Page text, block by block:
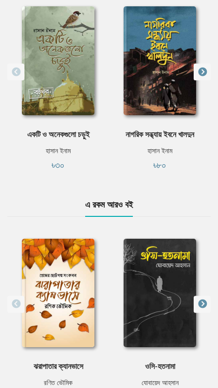
একটি ও অনেকগুলো চড়ুই
হাসান ইনাম
৳৩০
নাগরিক সন্ধ্যায় ইবনে খালদুন
হাসান ইনাম
৳৮০
এ রকম আরও বই
ঝরাপাতার ক্যানভাসে
রণিত ভৌমিক
ওসি-হতনামা
যোবায়েদ আহসান